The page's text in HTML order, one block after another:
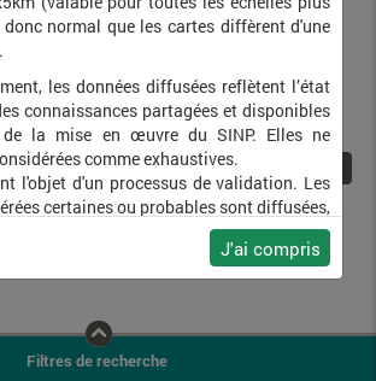
Filtres de recherche
normal que les cartes diffèrent d'une
les données diffusées reflètent l’état
connaissances partagées et disponibles
la mise en œuvre du SINP. Elles ne
comme exhaustives.
l'objet d'un processus de validation. Les
certaines ou probables sont diffusées,
pour lesquelles la méthode n'est pas
J'ai compris